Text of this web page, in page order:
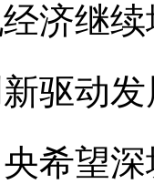
济继
驱动
希望